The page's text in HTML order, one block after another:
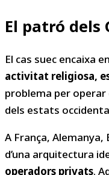
El patró dels
El cas suec encaixa
activitat religiosa,
problema per
dels estats
A França,
d’una arquitectura
operadors privats.